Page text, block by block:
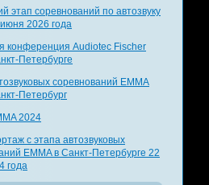
этап соревнований по автозвуку
2026 года
конференция Audiotec Fischer
Петербурге
соревнований EMMA
Петербург
2024
с этапа автозвуковых
EMMA в Санкт-Петербурге 22
года